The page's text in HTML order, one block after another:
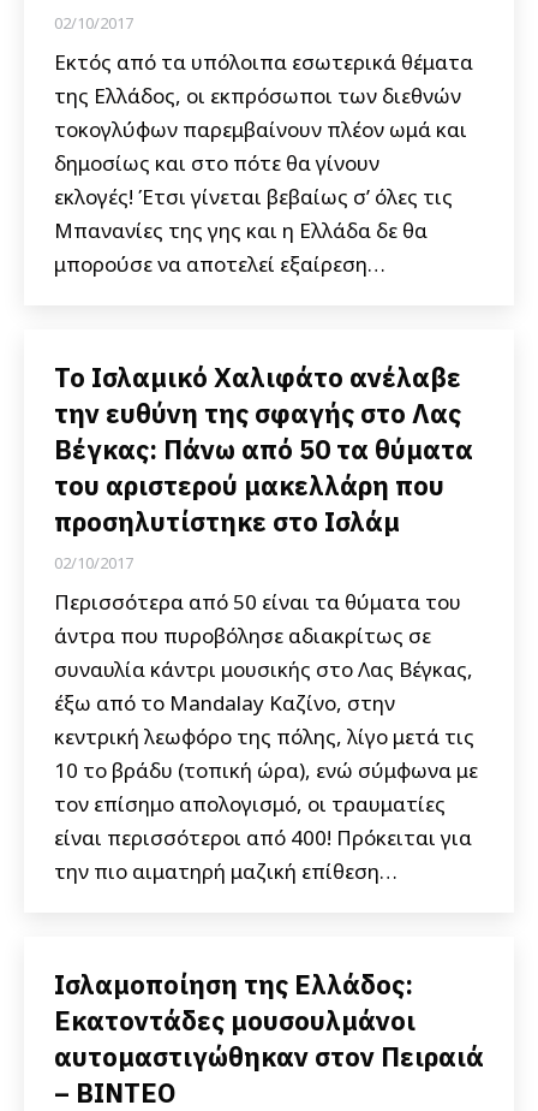
02/10/2017
Εκτός από τα υπόλοιπα εσωτερικά θέματα
της Ελλάδος, οι εκπρόσωποι των διεθνών
τοκογλύφων παρεμβαίνουν πλέον ωμά και
δημοσίως και στο πότε θα γίνουν
εκλογές! Έτσι γίνεται βεβαίως σ’ όλες τις
Μπανανίες της γης και η Ελλάδα δε θα
μπορούσε να αποτελεί εξαίρεση…
Το Ισλαμικό Χαλιφάτο ανέλαβε
την ευθύνη της σφαγής στο Λας
Βέγκας: Πάνω από 50 τα θύματα
του αριστερού μακελλάρη που
προσηλυτίστηκε στο Ισλάμ
02/10/2017
Περισσότερα από 50 είναι τα θύματα του
άντρα που πυροβόλησε αδιακρίτως σε
συναυλία κάντρι μουσικής στο Λας Βέγκας,
έξω από το Mandalay Καζίνο, στην
κεντρική λεωφόρο της πόλης, λίγο μετά τις
10 το βράδυ (τοπική ώρα), ενώ σύμφωνα με
τον επίσημο απολογισμό, οι τραυματίες
είναι περισσότεροι από 400! Πρόκειται για
την πιο αιματηρή μαζική επίθεση…
Ισλαμοποίηση της Ελλάδος:
Εκατοντάδες μουσουλμάνοι
αυτομαστιγώθηκαν στον Πειραιά
– ΒΙΝΤΕΟ